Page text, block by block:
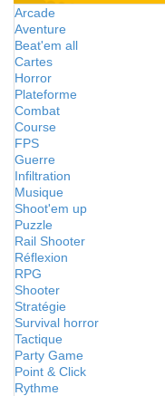
Arcade
Aventure
Beat'em all
Cartes
Horror
Plateforme
Combat
Course
FPS
Guerre
Infiltration
Musique
Shoot'em up
Puzzle
Rail Shooter
Réflexion
RPG
Shooter
Stratégie
Survival horror
Tactique
Party Game
Point & Click
Rythme